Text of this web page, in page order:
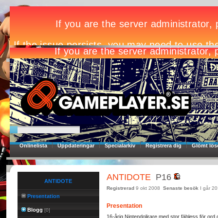
Onlinelista Uppdateringar Specialarkiv Registrera dig Glömt
ANTIDOTE
Presentation
Blogg [0]
ANTIDOTE P16
Registrerad 9 okt 2008 Senaste besök I går
Presentation
16-årig Nintendolirare med stor fäbless för ord